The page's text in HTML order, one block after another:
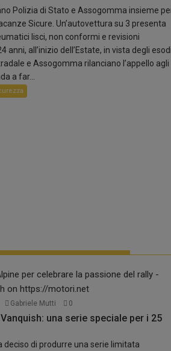
Polizia di Stato e Assogomma insieme
Sicure. Un’autovettura su 3 presenta
lisci, non conformi e revisioni
anni, all’inizio dell’Estate, in vista degli esodi
e Assogomma rilanciano l’appello agli
a far...
Gabriele Mutti 0
una serie speciale per i 25
deciso di produrre una serie limitata